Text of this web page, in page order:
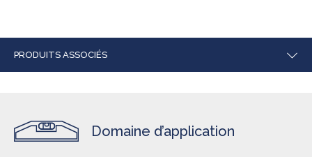
PRODUITS ASSOCIÉS
Domaine d’application